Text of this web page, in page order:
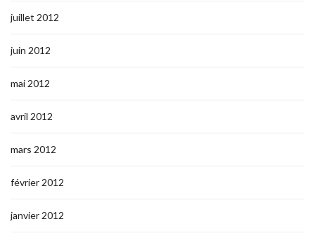
juillet 2012
juin 2012
mai 2012
avril 2012
mars 2012
février 2012
janvier 2012